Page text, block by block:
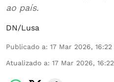
ao país.
DN/Lusa
Publicado a: 17 Mar 2026, 16:22
Atualizado a: 17 Mar 2026, 16:22